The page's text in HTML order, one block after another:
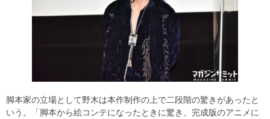
脚本家の立場として野木は本作制作の上で二段階の驚きがあったと
いう。「脚本から絵コンテになったときに驚き、完成版のアニメに